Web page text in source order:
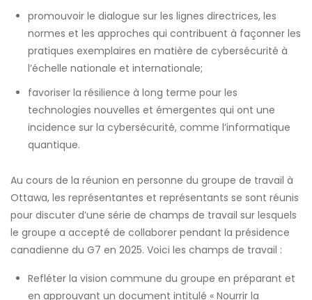
promouvoir le dialogue sur les lignes directrices, les
normes et les approches qui contribuent à façonner les
pratiques exemplaires en matière de cybersécurité à
l’échelle nationale et internationale;
favoriser la résilience à long terme pour les
technologies nouvelles et émergentes qui ont une
incidence sur la cybersécurité, comme l’informatique
quantique.
Au cours de la réunion en personne du groupe de travail à
Ottawa, les représentantes et représentants se sont réunis
pour discuter d’une série de champs de travail sur lesquels
le groupe a accepté de collaborer pendant la présidence
canadienne du G7 en 2025. Voici les champs de travail :
Refléter la vision commune du groupe en préparant et
en approuvant un document intitulé « Nourrir la